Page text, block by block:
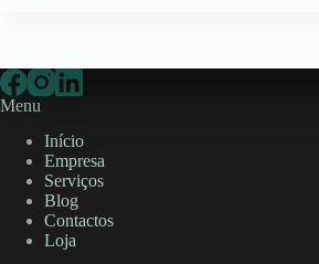
Menu
Início
Empresa
Serviços
Blog
Contactos
Loja